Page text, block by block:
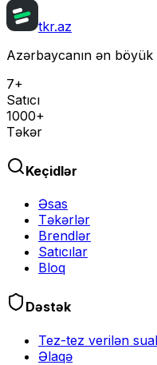
tkr.az
Azərbaycanın ən
7+
Satıcı
1000+
Təkər
Keçidlər
Əsas
Təkərlər
Brendlər
Satıcılar
Bloq
Dəstək
Tez-tez verilən
Əlaqə